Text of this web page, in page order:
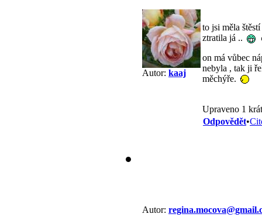
Autor: kaaj
to jsi měla štěstí
ztratila já ..
on má vůbec
nebyla , tak ji
měchýře.
Upraveno 1
Odpovědět•
Autor: